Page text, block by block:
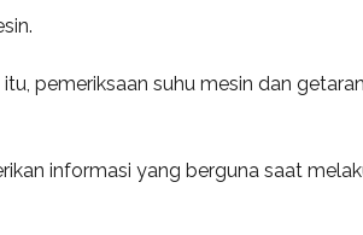
pemeriksaan suhu mesin dan
informasi yang berguna saat